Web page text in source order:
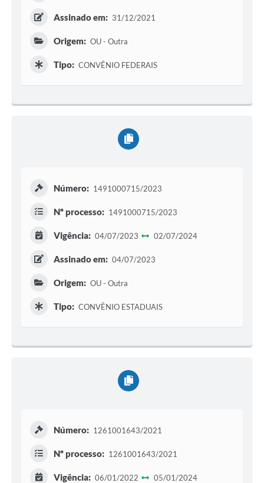
Assinado em: 31/12/2021
Origem: OU - Outra
Tipo: CONVÊNIO FEDERAIS
Número: 1491000715/2023
Nº processo: 1491000715/2023
Vigência: 04/07/2023 02/07/2024
Assinado em: 04/07/2023
Origem: OU - Outra
Tipo: CONVÊNIO ESTADUAIS
Número: 1261001643/2021
Nº processo: 1261001643/2021
Vigência: 06/01/2022 05/01/2024